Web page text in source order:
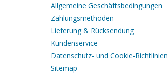
Allgemeine Geschäftsbedingungen
Zahlungsmethoden
Lieferung & Rücksendung
Kundenservice
Datenschutz- und Cookie-Richtlinien
Sitemap